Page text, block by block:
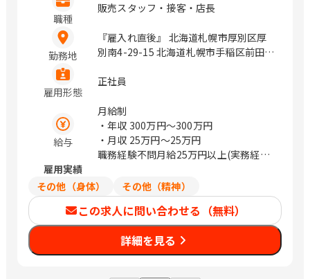
職種
販売スタッフ・接客・店長
勤務地
『雇入れ直後』 北海道札幌市厚別区厚
別南4-29-15 北海道札幌市手稲区前田5
ー 2階 北海道札幌市東区東苗穂4条2-3-
ばりが丘、手稲、環状通東、湯本
雇用形態
正社員
給与
月給制
・年収 300万円〜300万円
・月収 25万円〜25万円
職務経験不問月給25万円以上(実務経験
雇用実績
その他（身体）
その他（精神）
この求人に問い合わせる（無料）
詳細を見る